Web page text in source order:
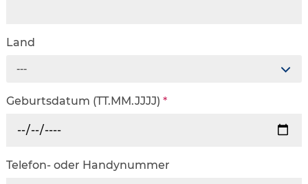
Land
---
Geburtsdatum (TT.MM.JJJJ) *
Telefon- oder Handynummer